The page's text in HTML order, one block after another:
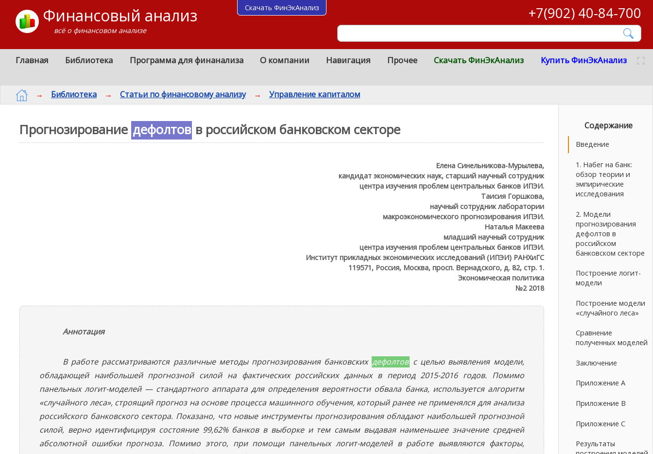
Финансовый анализ
всё о финансовом анализе
+7(902) 40-84-700
Главная Библиотека Программа для финанализа О компании Навигация Прочее Скачать ФинЭкАнализ Купить ФинЭкАнализ
→ Библиотека → Статьи по финансовому анализу → Управление капиталом
Прогнозирование дефолтов в российском банковском секторе
Елена Синельникова-Мурылева,
кандидат экономических наук, старший научный сотрудник
центра изучения проблем центральных банков ИПЭИ.
Таисия Горшкова,
научный сотрудник лаборатории
макроэкономического прогнозирования ИПЭИ.
Наталья Макеева
младший научный сотрудник
центра изучения проблем центральных банков ИПЭИ.
Институт прикладных экономических исследований (ИПЭИ) РАНХиГС
119571, Россия, Москва, просп. Вернадского, д. 82, стр. 1.
Экономическая политика
№2 2018
Аннотация
В работе рассматриваются различные методы прогнозирования банковских дефолтов с целью выявления модели,
обладающей наибольшей прогнозной силой на фактических российских данных в период 2015-2016 годов. Помимо
панельных логит-моделей — стандартного аппарата для определения вероятности обвала банка, используется алгоритм
«случайного леса», строящий прогноз на основе процесса машинного обучения, который ранее не применялся для анализа
российского банковского сектора. Показано, что новые инструменты прогнозирования обладают наибольшей прогнозной
силой, верно идентифицируя состояние 99,62% банков в выборке и тем самым выдавая наименьшее значение средней
абсолютной ошибки прогноза. Помимо этого, при помощи панельных логит-моделей в работе выявляются факторы,
Содержание
Введение
1. Набег на банк:
обзор теории и
эмпирические
исследования
2. Модели
прогнозирования
дефолтов в
российском
банковском секторе
Построение логит-
модели
Построение модели
«случайного леса»
Сравнение
полученных моделей
Заключение
Приложение А
Приложение В
Приложение С
Результаты
Скачать ФинЭкАнализ